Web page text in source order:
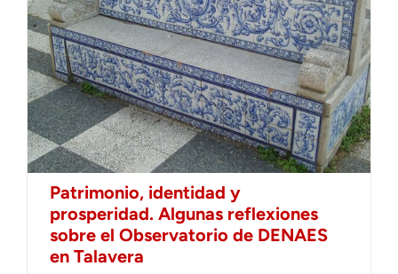
Patrimonio, identidad y
prosperidad. Algunas reflexiones
sobre el Observatorio de DENAES
en Talavera